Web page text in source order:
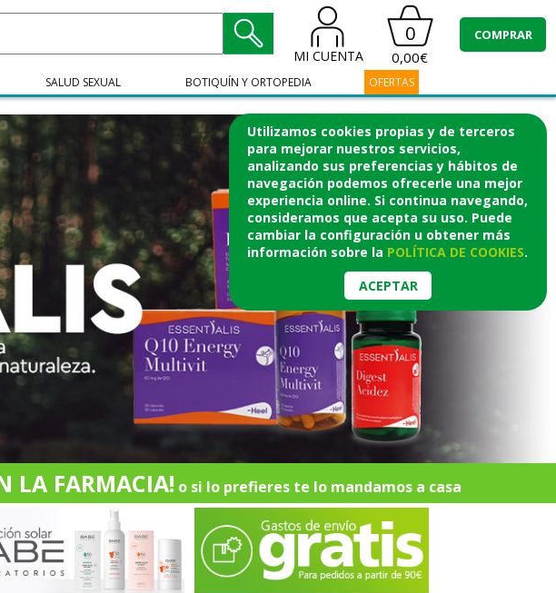
Utilizamos cookies propias y de terceros
para mejorar nuestros servicios,
analizando sus preferencias y hábitos de
navegación podemos ofrecerle una mejor
experiencia online. Si continua navegando,
consideramos que acepta su uso. Puede
cambiar la configuración u obtener más
información sobre la POLÍTICA DE COOKIES.
ACEPTAR
MI CUENTA
0
0,00€
COMPRAR
SALUD SEXUAL BOTIQUÍN Y ORTOPEDIA OFERTAS
LA FARMACIA! o si lo prefieres te lo mandamos a casa